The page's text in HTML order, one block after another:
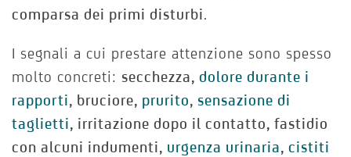
comparsa dei primi disturbi.
I segnali a cui prestare attenzione sono spesso
molto concreti: secchezza, dolore durante i
rapporti, bruciore, prurito, sensazione di
taglietti, irritazione dopo il contatto, fastidio
con alcuni indumenti, urgenza urinaria, cistiti